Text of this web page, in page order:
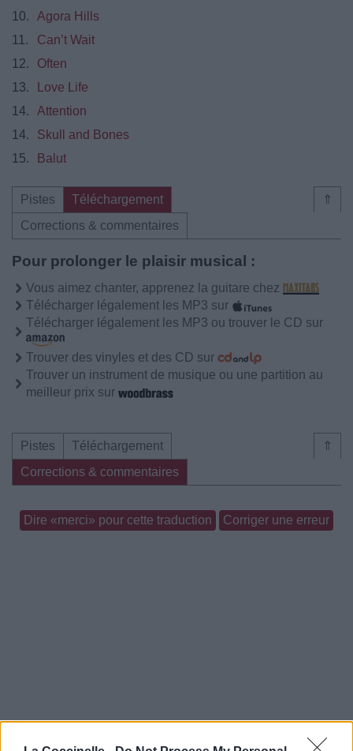
10.
Agora Hills
11.
Can’t Wait
12.
Often
13.
Love Life
14.
Attention
14.
Skull and Bones
15.
Balut
⇑
Pistes
Téléchargement
Corrections & commentaires
Pour prolonger le plaisir musical :
Vous aimez chanter, apprenez la guitare chez
Télécharger légalement les MP3 sur
Télécharger légalement les MP3 ou trouver le CD sur
Trouver des vinyles et des CD sur
Trouver un instrument de musique ou une partition au
meilleur prix sur
⇑
Pistes
Téléchargement
Corrections & commentaires
Dire «merci» pour cette traduction Corriger une erreur